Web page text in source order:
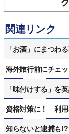
関連リンク
「お酒」にまつわ
海外旅行前にチェ
「味付けする」を
資格対策に！ 利用
知らないと逮捕も